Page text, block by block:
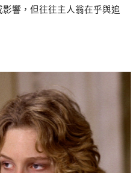
響，但往往主人翁在乎與追